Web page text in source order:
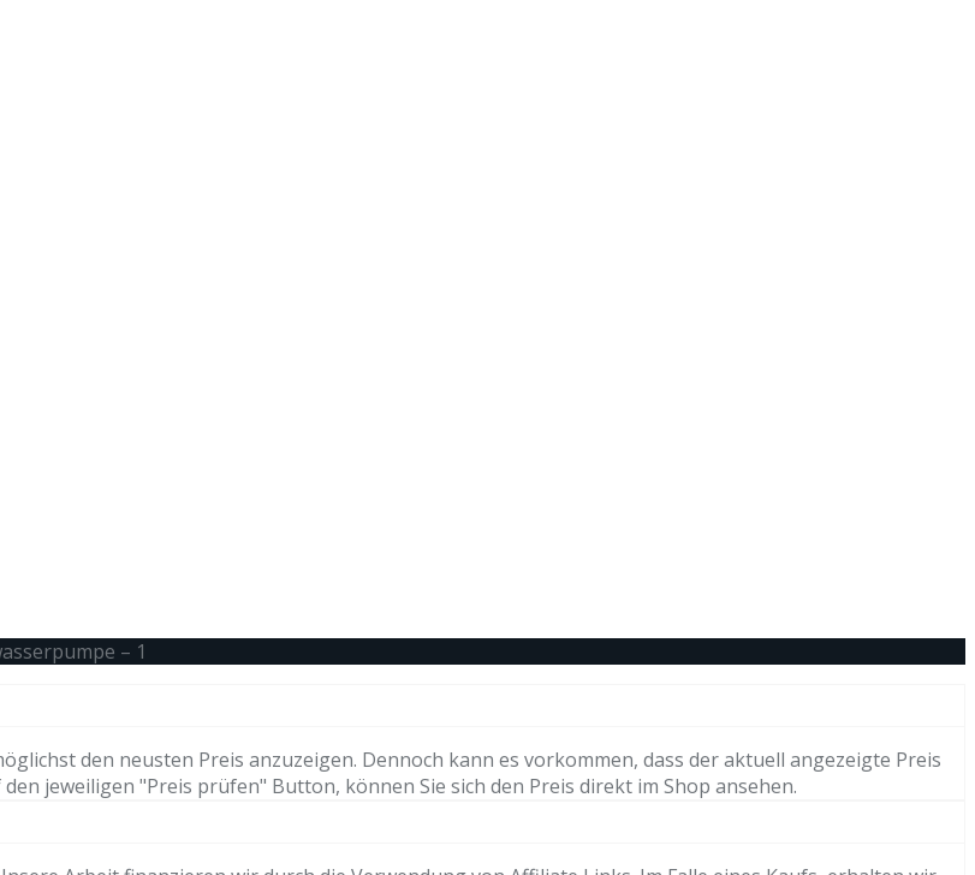
– 1
den neusten Preis anzuzeigen. Dennoch kann es vorkommen, dass der aktuell angezeigte Preis
jeweiligen "Preis prüfen" Button, können Sie sich den Preis direkt im Shop ansehen.